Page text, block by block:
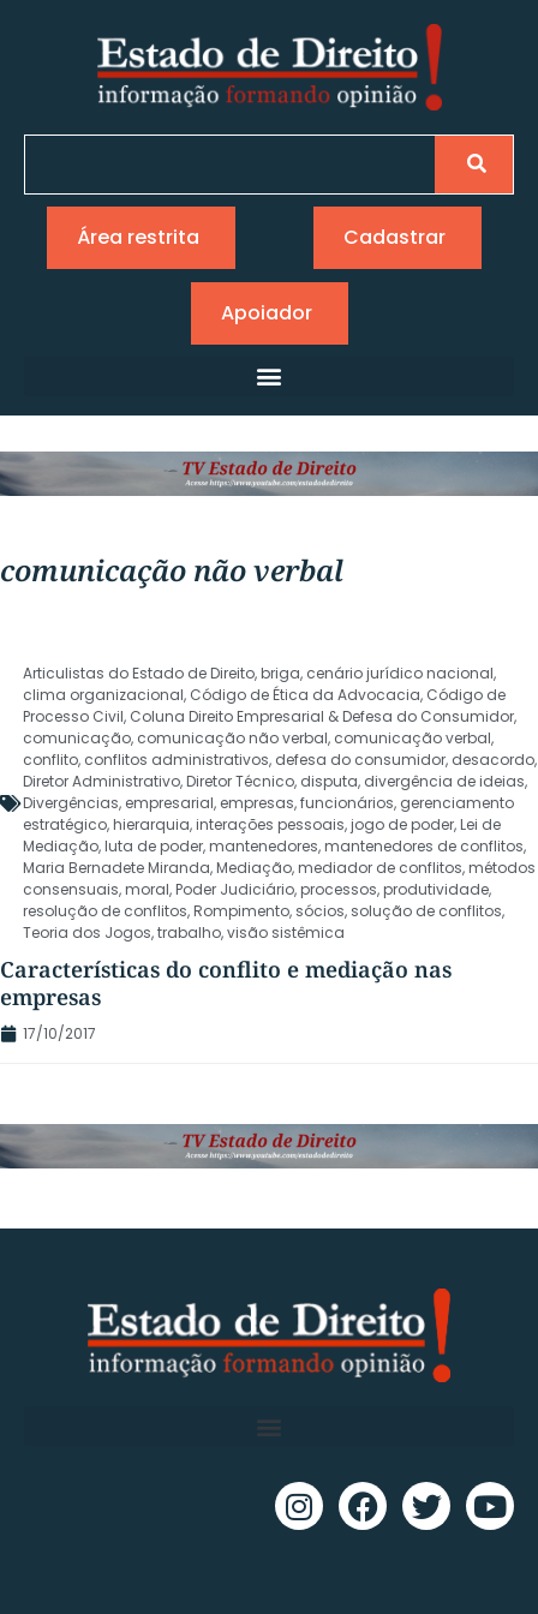
Área restrita Cadastrar
Apoiador
comunicação não verbal
Articulistas do Estado de Direito,briga, cenário jurídico nacional,
clima organizacional, Código de Ética da Advocacia, Código de
Processo Civil, Coluna Direito Empresarial & Defesa do Consumidor,
comunicação, comunicação não verbal, comunicação verbal,
conflito, conflitos administrativos, defesa do consumidor, desacordo,
Diretor Administrativo,Diretor Técnico, disputa, divergência de ideias,
Divergências, empresarial, empresas,funcionários, gerenciamento
estratégico,hierarquia,interações pessoais,jogo de poder,Lei de
Mediação,luta de poder,mantenedores,mantenedores de conflitos,
Maria Bernadete Miranda,Mediação,mediador de conflitos,métodos
consensuais,moral,Poder Judiciário,processos,produtividade,
resolução de conflitos,Rompimento, sócios, solução de conflitos,
Teoria dos Jogos,trabalho,visão sistêmica
Características do conflito e mediação nas
empresas
17/10/2017